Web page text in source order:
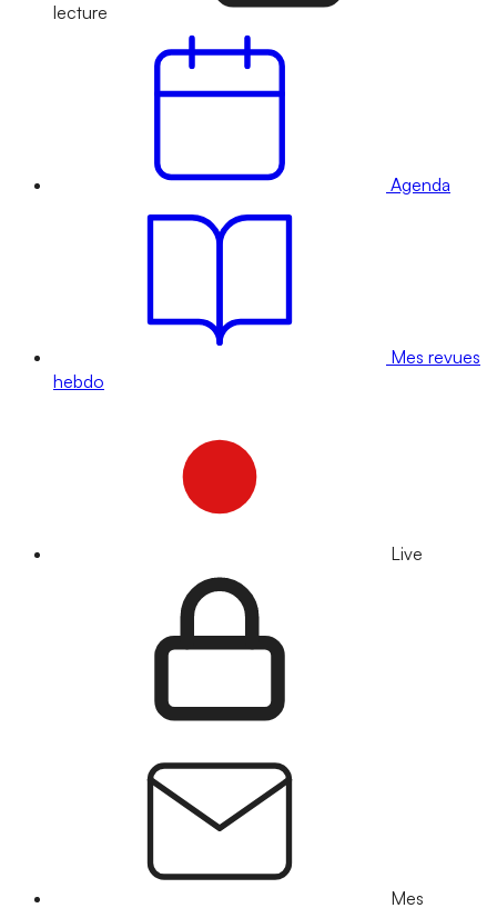
lecture
Agenda
Mes revues
hebdo
Live
Mes